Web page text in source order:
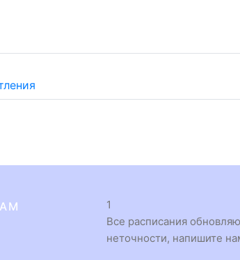
1
Все расписания
неточности, напишите